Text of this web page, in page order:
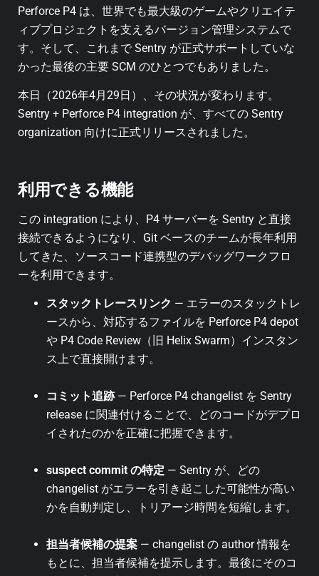
Perforce P4 は、世界でも最大級のゲームやクリエイテ
ィブプロジェクトを支えるバージョン管理システムで
す。そして、これまで Sentry が正式サポートしていな
かった最後の主要 SCM のひとつでもありました。
本日（2026年4月29日）、その状況が変わります。
Sentry + Perforce P4 integration が、すべての Sentry
organization 向けに正式リリースされました。
利用できる機能
この integration により、P4 サーバーを Sentry と直接
接続できるようになり、Git ベースのチームが長年利用
してきた、ソースコード連携型のデバッグワークフロ
ーを利用できます。
スタックトレースリンク — エラーのスタックトレ
ースから、対応するファイルを Perforce P4 depot
や P4 Code Review（旧 Helix Swarm）インスタン
ス上で直接開けます。
コミット追跡— Perforce P4 changelist を Sentry
release に関連付けることで、どのコードがデプロ
イされたのかを正確に把握できます。
suspect commit の特定 — Sentry が、どの
changelist がエラーを引き起こした可能性が高い
かを自動判定し、トリアージ時間を短縮します。
担当者候補の提案 — changelist の author 情報を
もとに、担当者候補を提示します。最後にそのコ